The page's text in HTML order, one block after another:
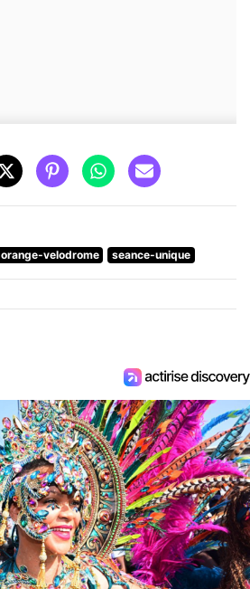
orange-velodrome seance-unique